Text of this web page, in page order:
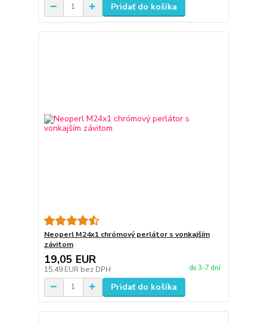
Pridať do košíka
Neoperl M24x1 chrómový perlátor s vonkajším
závitom
19,05 EUR
15,49 EUR bez DPH do 3-7 dní
Pridať do košíka